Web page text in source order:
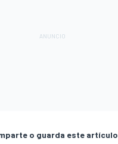
o guarda este artículo